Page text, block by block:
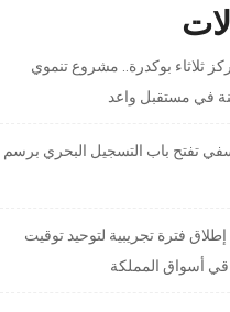
ثلاثاء بوكدرة.. مشروع تنموي
في مستقبل واعد
تفتح باب التسجيل البحري برسم
فترة تجريبية لتوحيد توقيت
أسواق المملكة